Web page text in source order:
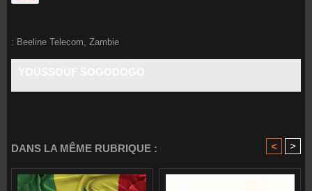
: Beeline Telecom Zambie
DANS LA MÊME RUBRIQUE : < >